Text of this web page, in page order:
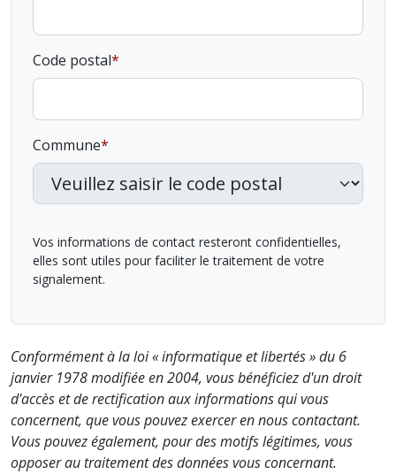
Code postal
Commune
Vos informations de contact resteront confidentielles,
elles sont utiles pour faciliter le traitement de votre
signalement.
Conformément à la loi « informatique et libertés » du 6
janvier 1978 modifiée en 2004, vous bénéficiez d'un droit
d'accès et de rectification aux informations qui vous
concernent, que vous pouvez exercer en nous contactant.
Vous pouvez également, pour des motifs légitimes, vous
opposer au traitement des données vous concernant.